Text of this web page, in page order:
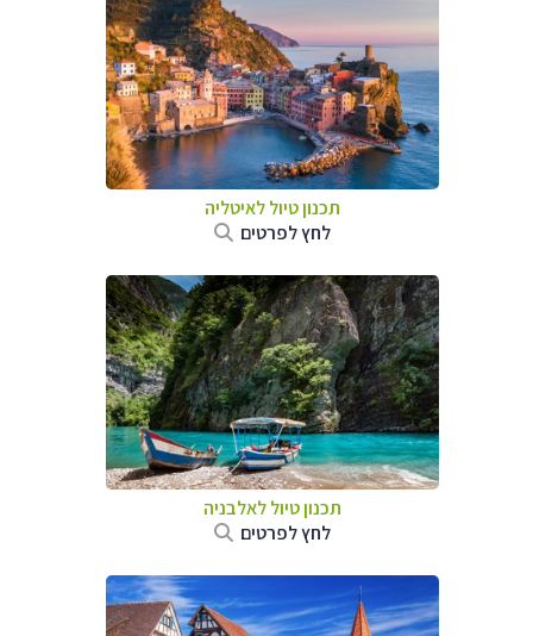
תכנון טיול לאיטליה
לחץ לפרטים
תכנון טיול לאלבניה
לחץ לפרטים